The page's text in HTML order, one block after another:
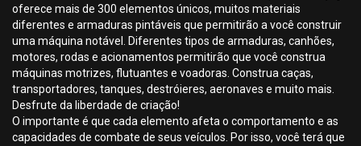
oferece mais de 300 elementos únicos, muitos materiais
diferentes e armaduras pintáveis ​​que permitirão a você construir
uma máquina notável. Diferentes tipos de armaduras, canhões,
motores, rodas e acionamentos permitirão que você construa
máquinas motrizes, flutuantes e voadoras. Construa caças,
transportadores, tanques, destróieres, aeronaves e muito mais.
Desfrute da liberdade de criação!
O importante é que cada elemento afeta o comportamento e as
capacidades de combate de seus veículos. Por isso, você terá que